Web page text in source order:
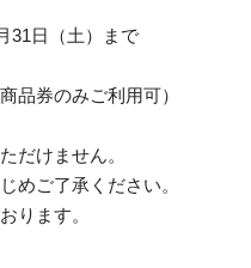
31日（土）まで
品券のみご利用可）
だけません。
めご了承ください。
ります。